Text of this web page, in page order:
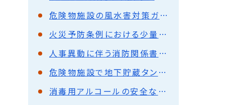
危険物施設の風水害対策ガイドラインについて
火災予防条例における少量危険物等の規制に係る運用を改正しました
人事異動に伴う消防関係書類の提出について
危険物施設で地下貯蔵タンクを所有している設置者のかたへ
消毒用アルコールの安全な取扱い等について